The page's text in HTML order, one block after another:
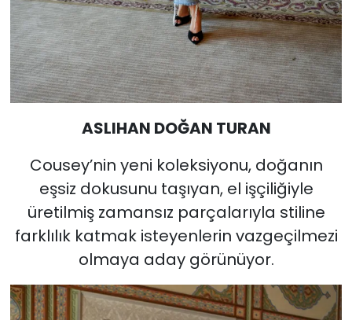
ASLIHAN DOĞAN TURAN
Cousey’nin yeni koleksiyonu, doğanın
eşsiz dokusunu taşıyan, el işçiliğiyle
üretilmiş zamansız parçalarıyla stiline
farklılık katmak isteyenlerin vazgeçilmezi
olmaya aday görünüyor.